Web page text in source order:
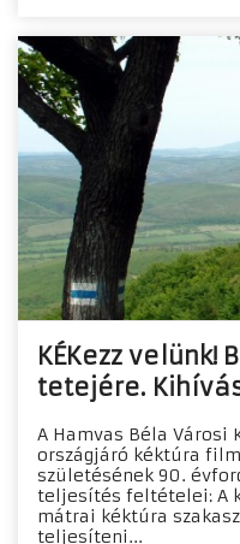
KÉKezz velünk!
tetejére.
A Hamvas Béla
országjáró kéktúra
születésének 90.
teljesítés feltételei: A
mátrai kéktúra
teljesíteni...